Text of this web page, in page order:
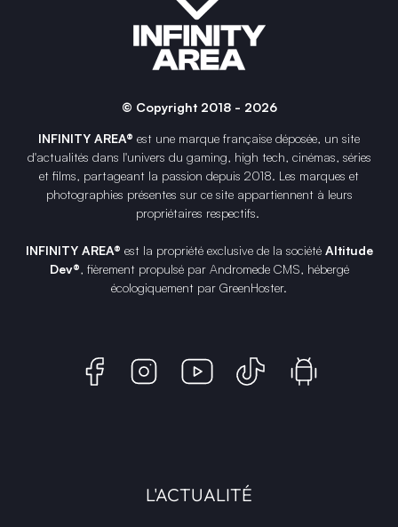
© Copyright 2018 - 2026
INFINITY AREA® est une marque française déposée, un site
d'actualités dans l'univers du gaming, high tech, cinémas, séries
et films, partageant la passion depuis 2018. Les marques et
photographies présentes sur ce site appartiennent à leurs
propriétaires respectifs.
INFINITY AREA® est la propriété exclusive de la société Altitude
Dev®, fièrement propulsé par Andromede CMS, hébergé
écologiquement par GreenHoster.
L'ACTUALITÉ